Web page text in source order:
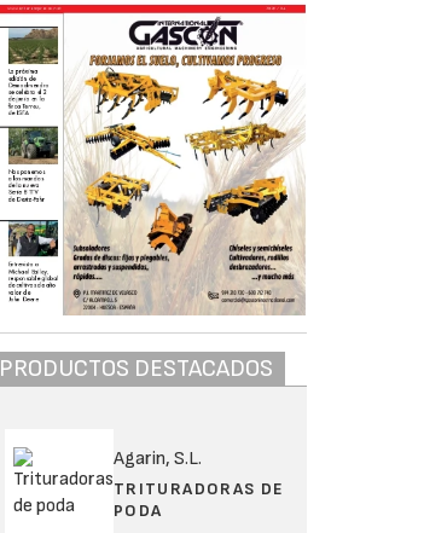
PRODUCTOS DESTACADOS
Agarin, S.L.
TRITURADORAS DE
PODA